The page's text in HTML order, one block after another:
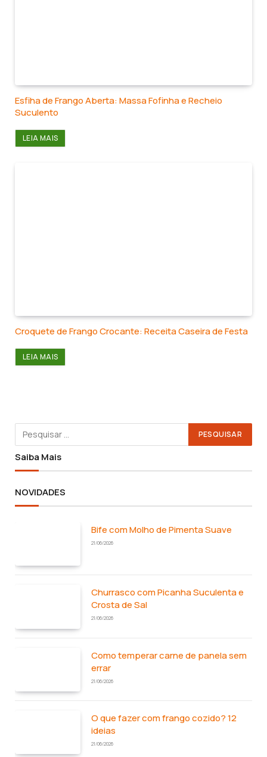
Esfiha de Frango Aberta: Massa Fofinha e Recheio
Suculento
LEIA MAIS
Croquete de Frango Crocante: Receita Caseira de Festa
LEIA MAIS
Saiba Mais
NOVIDADES
Bife com Molho de Pimenta Suave
21/06/2026
Churrasco com Picanha Suculenta e
Crosta de Sal
21/06/2026
Como temperar carne de panela sem
errar
21/06/2026
O que fazer com frango cozido? 12
ideias
21/06/2026